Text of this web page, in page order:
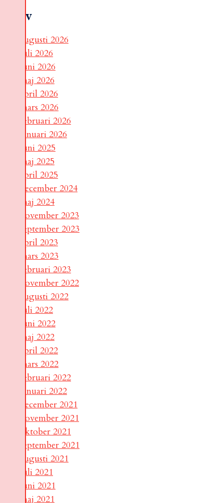
Arkiv
augusti 2026
juli 2026
juni 2026
maj 2026
april 2026
mars 2026
februari 2026
januari 2026
juni 2025
maj 2025
april 2025
december 2024
maj 2024
november 2023
september 2023
april 2023
mars 2023
februari 2023
november 2022
augusti 2022
juli 2022
juni 2022
maj 2022
april 2022
mars 2022
februari 2022
januari 2022
december 2021
november 2021
oktober 2021
september 2021
augusti 2021
juli 2021
juni 2021
maj 2021